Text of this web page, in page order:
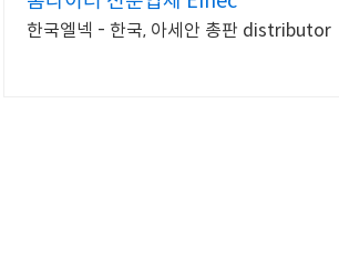
한국엘넥 - 한국, 아세안 총판 distributor